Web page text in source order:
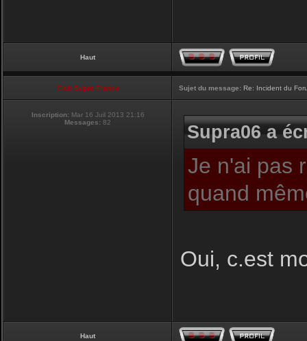
Haut
Club Supra France Sujet du message: Re: Incident du
Inscription: Mar 16 Juil 2013 21:16
Messages: 82 Supra06 a
Je n'ai pas
quand
Oui, c.est
Haut